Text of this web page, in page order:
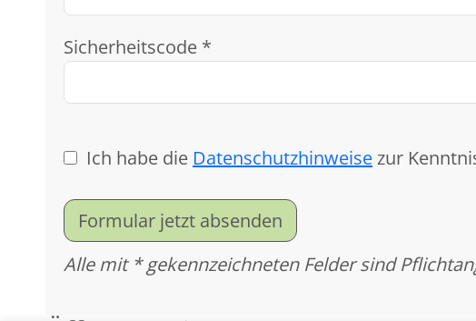
Sicherheitscode *
Ich habe die Datenschutzhinweisezur
Formular jetzt absenden
Alle mit * gekennzeichneten Felder sind